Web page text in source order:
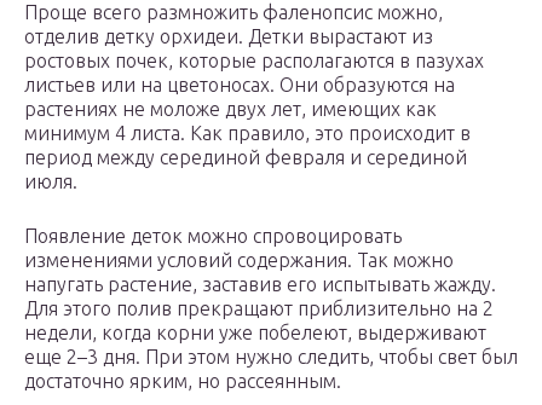
Проще всего размножить фаленопсис можно,
отделив детку орхидеи. Детки вырастают из
ростовых почек, которые располагаются в пазухах
листьев или на цветоносах. Они образуются на
растениях не моложе двух лет, имеющих как
минимум 4 листа. Как правило, это происходит в
период между серединой февраля и серединой
июля.
Появление деток можно спровоцировать
изменениями условий содержания. Так можно
напугать растение, заставив его испытывать жажду.
Для этого полив прекращают приблизительно на 2
недели, когда корни уже побелеют, выдерживают
еще 2–3 дня. При этом нужно следить, чтобы свет был
достаточно ярким, но рассеянным.